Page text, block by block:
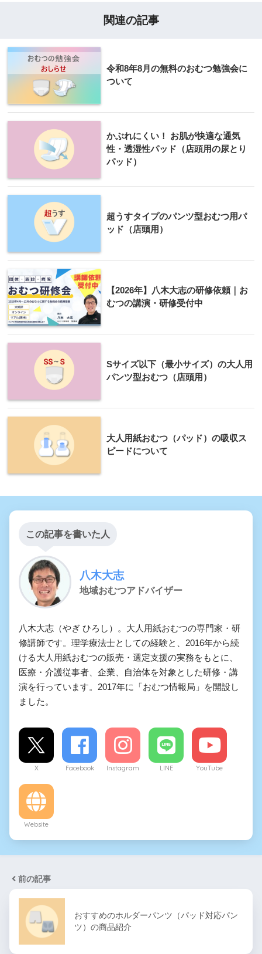
関連の記事
令和8年8月の無料のおむつ勉強会に
ついて
かぶれにくい！ お肌が快適な通気
性・透湿性パッド（店頭用の尿とり
パッド）
超うすタイプのパンツ型おむつ用パ
ッド（店頭用）
【2026年】八木大志の研修依頼｜お
むつの講演・研修受付中
Sサイズ以下（最小サイズ）の大人用
パンツ型おむつ（店頭用）
大人用紙おむつ（パッド）の吸収ス
ピードについて
この記事を書いた人
八木大志
地域おむつアドバイザー
八木大志（やぎ ひろし）。大人用紙おむつの専門家・研
修講師です。理学療法士としての経験と、2016年から続
ける大人用紙おむつの販売・選定支援の実務をもとに、
医療・介護従事者、企業、自治体を対象とした研修・講
演を行っています。2017年に「おむつ情報局」を開設し
ました。
X Facebook Instagram LINE YouTube
Website
前の記事
おすすめのホルダーパンツ（パッド対応パン
ツ）の商品紹介